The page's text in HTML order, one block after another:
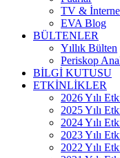
TV &
EVA Blog
BÜLTENLER
Yıllık Bülten
Periskop
BİLGİ KUTUSU
ETKİNLİKLER
2026 Yılı
2025 Yılı
2024 Yılı
2023 Yılı
2022 Yılı